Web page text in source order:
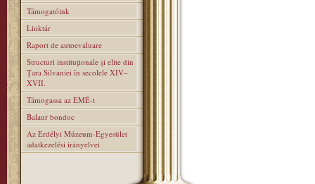
Támogatóink
Linktár
Raport de autoevaluare
Structuri instituţionale şi elite din
Ţara Silvaniei în secolele XIV–
XVII.
Támogassa az EMÉ-t
Balaur bondoc
Az Erdélyi Múzeum-Egyesület
adatkezelési irányelvei